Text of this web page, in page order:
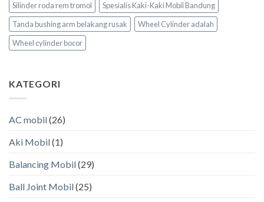
Silinder roda rem tromol
Spesialis Kaki-Kaki Mobil Bandung
Tanda bushing arm belakang rusak
Wheel Cylinder adalah
Wheel cylinder bocor
KATEGORI
AC mobil(26)
Aki Mobil(1)
Balancing Mobil(29)
Ball Joint Mobil(25)